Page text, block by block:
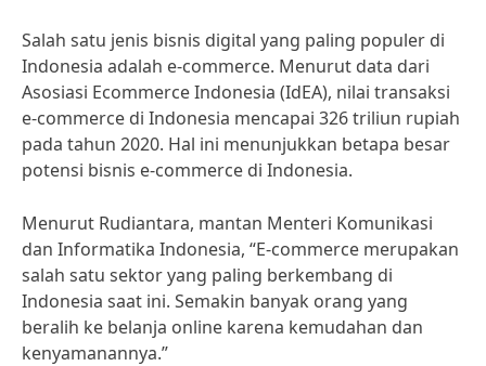
Salah satu jenis bisnis digital yang paling populer di
Indonesia adalah e-commerce. Menurut data dari
Asosiasi Ecommerce Indonesia (IdEA), nilai transaksi
e-commerce di Indonesia mencapai 326 triliun rupiah
pada tahun 2020. Hal ini menunjukkan betapa besar
potensi bisnis e-commerce di Indonesia.
Menurut Rudiantara, mantan Menteri Komunikasi
dan Informatika Indonesia, “E-commerce merupakan
salah satu sektor yang paling berkembang di
Indonesia saat ini. Semakin banyak orang yang
beralih ke belanja online karena kemudahan dan
kenyamanannya.”